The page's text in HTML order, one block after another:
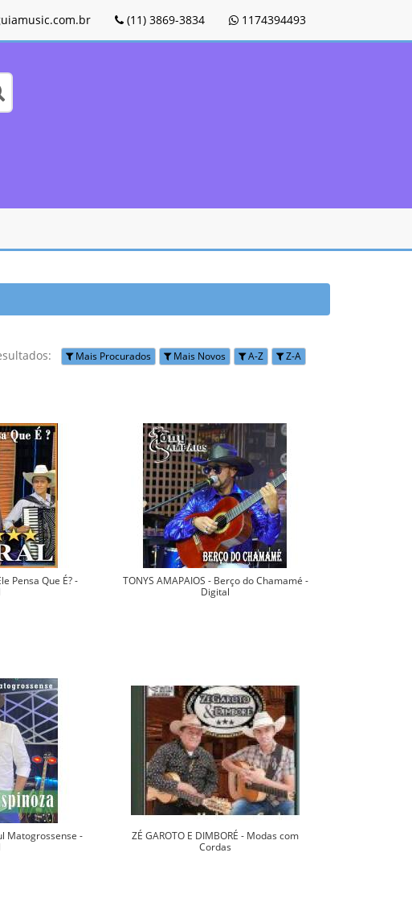
(11) 3869-3834 1174394493
Mais Procurados Mais Novos A-Z Z-A
Pensa Que É? -
TONYS AMAPAIOS - Berço do Chamamé -
Digital
Matogrossense -
ZÉ GAROTO E DIMBORÉ - Modas com
Cordas